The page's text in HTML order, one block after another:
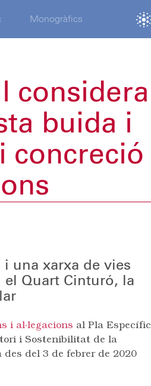
Monogràfics
considera
buida i
concreció
i una xarxa de vies
Quart Cinturó, la
i al·legacions al Pla Específic
i Sostenibilitat de la
del 3 de febrer de 2020